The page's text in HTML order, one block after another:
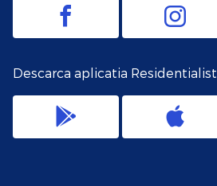
Descarca aplicatia Residentialist